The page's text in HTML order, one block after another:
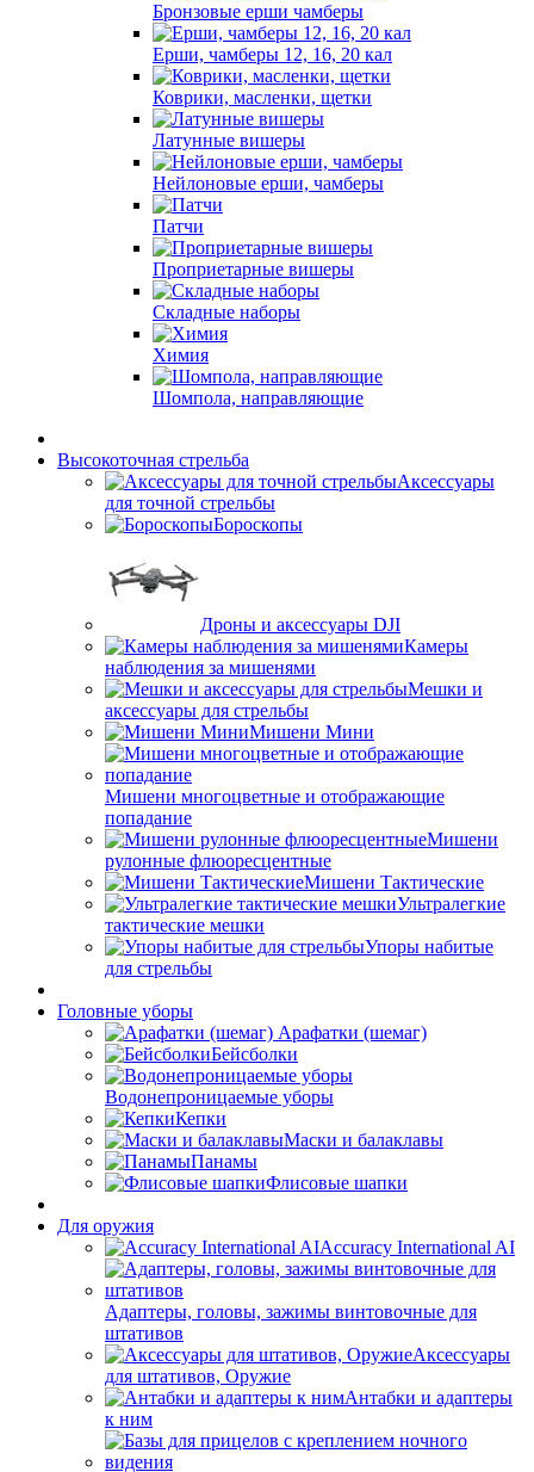
Бронзовые ерши чамберы
Ерши, чамберы 12, 16, 20 кал
Коврики, масленки, щетки
Латунные вишеры
Нейлоновые ерши, чамберы
Патчи
Проприетарные вишеры
Складные наборы
Химия
Шомпола, направляющие
Высокоточная стрельба
Аксессуары
для точной стрельбы
Бороскопы
Дроны и аксессуары DJI
Камеры
наблюдения за мишенями
Мешки и
аксессуары для стрельбы
Мишени Мини
Мишени многоцветные и отображающие
попадание
Мишени
рулонные флюоресцентные
Мишени Тактические
Ультралегкие
тактические мешки
Упоры набитые
для стрельбы
Головные уборы
Арафатки (шемаг)
Бейсболки
Водонепроницаемые уборы
Кепки
Маски и балаклавы
Панамы
Флисовые шапки
Для оружия
Accuracy International AI
Адаптеры, головы, зажимы винтовочные для
штативов
Аксессуары
для штативов, Оружие
Антабки и адаптеры
к ним